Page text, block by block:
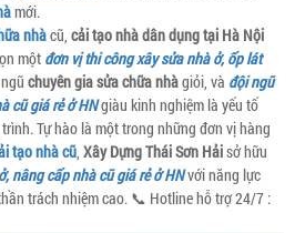
mới.
nhàcũ, cải tạo nhà dân dụng tại Hà Nội
một đơn vị thi công xây sửa nhà ở, ốp lát
chuyên gia sửa chữa nhàgiỏi, và đội ngũ
cũ giá rẻ ở HNgiàu kinh nghiệm là yếu tố
Tự hào là một trong những đơn vị hàng
tạo nhà cũ, Xây Dựng Thái Sơn Hảisở hữu
nâng cấp nhà cũ giá rẻ ở HNvới năng lực
trách nhiệm cao. 📞 Hotline hỗ trợ 24/7 :